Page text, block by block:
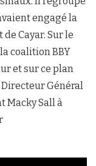
engagé la
Cayar. Sur le
coalition BBY
et sur ce plan
Général
Macky Sall à